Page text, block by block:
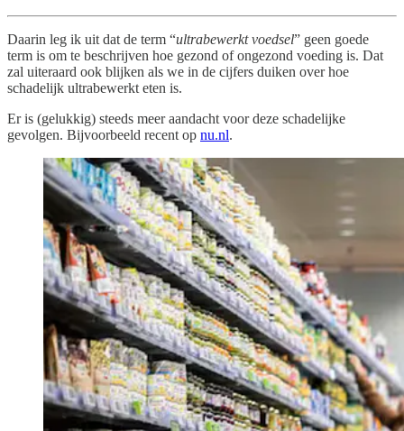
Daarin leg ik uit dat de term “ultrabewerkt voedsel” geen goede
term is om te beschrijven hoe gezond of ongezond voeding is. Dat
zal uiteraard ook blijken als we in de cijfers duiken over hoe
schadelijk ultrabewerkt eten is.
Er is (gelukkig) steeds meer aandacht voor deze schadelijke
gevolgen. Bijvoorbeeld recent op nu.nl.